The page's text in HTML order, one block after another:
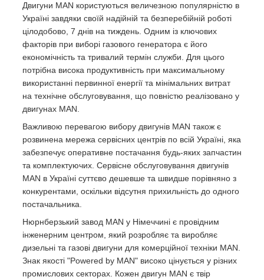
Двигуни MAN користуються величезною популярністю в
Україні завдяки своїй надійній та безперебійній роботі
цілодобово, 7 днів на тиждень. Одним із ключових
факторів при виборі газового генератора є його
економічність та тривалий термін служби. Для цього
потрібна висока продуктивність при максимальному
використанні первинної енергії та мінімальних витрат
на технічне обслуговування, що повністю реалізовано у
двигунах MAN.
Важливою перевагою вибору двигунів MAN також є
розвинена мережа сервісних центрів по всій Україні, яка
забезпечує оперативне постачання будь-яких запчастин
та комплектуючих. Сервісне обслуговування двигунів
MAN в Україні суттєво дешевше та швидше порівняно з
конкурентами, оскільки відсутня прихильність до одного
постачальника.
Нюрнберзький завод MAN у Німеччині є провідним
інженерним центром, який розробляє та виробляє
дизельні та газові двигуни для комерційної техніки MAN.
Знак якості "Powered by MAN" високо цінується у різних
промислових секторах. Кожен двигун MAN є твір